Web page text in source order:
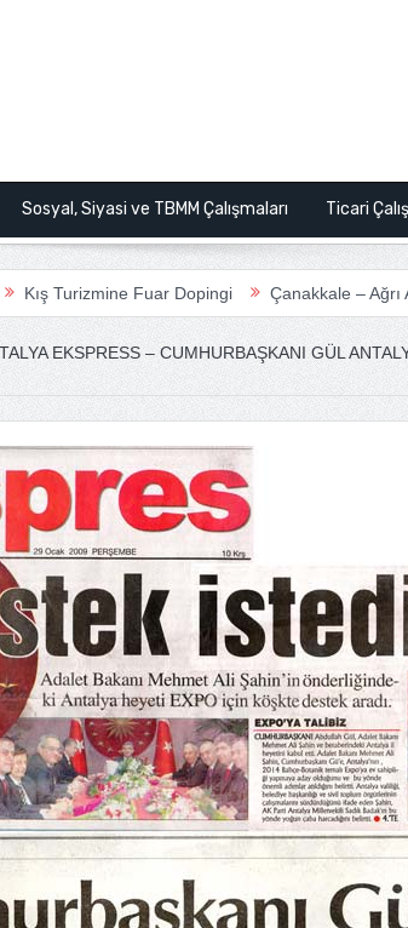
Sosyal, Siyasi ve TBMM Çalışmaları Ticari
Fuar Dopingi Çanakkale – Ağrı Anadolu
EKSPRESS – CUMHURBAŞKANI GÜL